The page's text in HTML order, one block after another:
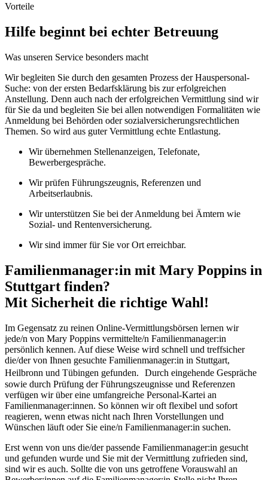
Vorteile
Hilfe beginnt bei echter Betreuung
Was unseren Service besonders macht
Wir begleiten Sie durch den gesamten Prozess der Hauspersonal-
Suche: von der ersten Bedarfsklärung bis zur erfolgreichen
Anstellung. Denn auch nach der erfolgreichen Vermittlung sind wir
für Sie da und begleiten Sie bei allen notwendigen Formalitäten wie
Anmeldung bei Behörden oder sozialversicherungsrechtlichen
Themen. So wird aus guter Vermittlung echte Entlastung.
Wir übernehmen Stellenanzeigen, Telefonate,
Bewerbergespräche.
Wir prüfen Führungszeugnis, Referenzen und
Arbeitserlaubnis.
Wir unterstützen Sie bei der Anmeldung bei Ämtern wie
Sozial- und Rentenversicherung.
Wir sind immer für Sie vor Ort erreichbar.
Familienmanager:in mit Mary Poppins in
Stuttgart finden?
Mit Sicherheit die richtige Wahl!
Im Gegensatz zu reinen Online-Vermittlungsbörsen lernen wir
jede/n von Mary Poppins vermittelte/n Familienmanager:in
persönlich kennen. Auf diese Weise wird schnell und treffsicher
die/der von Ihnen gesuchte Familienmanager:in in Stuttgart,
Heilbronn und Tübingen gefunden. Durch eingehende Gespräche
sowie durch Prüfung der Führungszeugnisse und Referenzen
verfügen wir über eine umfangreiche Personal-Kartei an
Familienmanager:innen. So können wir oft flexibel und sofort
reagieren, wenn etwas nicht nach Ihren Vorstellungen und
Wünschen läuft oder Sie eine/n Familienmanager:in suchen.
Erst wenn von uns die/der passende Familienmanager:in gesucht
und gefunden wurde und Sie mit der Vermittlung zufrieden sind,
sind wir es auch. Sollte die von uns getroffene Vorauswahl an